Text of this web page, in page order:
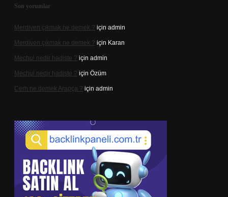
Son yorumlar
Merdiven çıkmak ne demek ? için admin
Merdiven çıkmak ne demek ? için Karan
Mechul nedir hadiste ? için admin
Mechul nedir hadiste ? için Özüm
Cerh ne demek Arapça ? için admin